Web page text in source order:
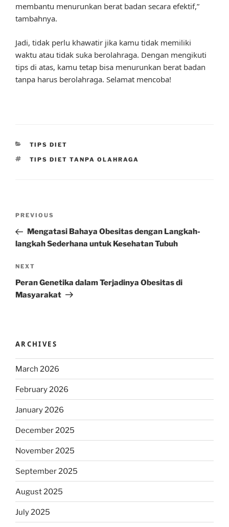
membantu menurunkan berat badan secara efektif,”
tambahnya.
Jadi, tidak perlu khawatir jika kamu tidak memiliki
waktu atau tidak suka berolahraga. Dengan mengikuti
tips di atas, kamu tetap bisa menurunkan berat badan
tanpa harus berolahraga. Selamat mencoba!
CATEGORIES
TIPS DIET
TAGS
TIPS DIET TANPA OLAHRAGA
Previous
Post
PREVIOUS
Mengatasi Bahaya Obesitas dengan Langkah-
langkah Sederhana untuk Kesehatan Tubuh
Next
Post
NEXT
Peran Genetika dalam Terjadinya Obesitas di
Masyarakat
ARCHIVES
March 2026
February 2026
January 2026
December 2025
November 2025
September 2025
August 2025
July 2025